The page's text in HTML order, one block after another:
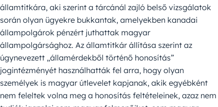
államtitkára, aki szerint a tárcánál zajló belső vizsgálatok
során olyan ügyekre bukkantak, amelyekben kanadai
állampolgárok pénzért juthattak magyar
állampolgársághoz. Az államtitkár állítása szerint az
úgynevezett „államérdekből történő honosítás”
jogintézményét használhatták fel arra, hogy olyan
személyek is magyar útlevelet kapjanak, akik egyébként
nem feleltek volna meg a honosítás feltételeinek, azaz nem